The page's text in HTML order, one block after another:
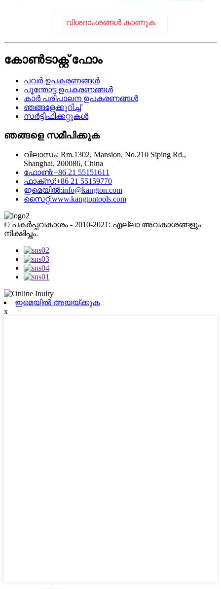
വിശദാംശങ്ങൾ കാണുക
കോൺ‌ടാക്റ്റ് ഫോം
പവർ ഉപകരണങ്ങൾ
പൂന്തോട്ട ഉപകരണങ്ങൾ
കാർ പരിപാലന ഉപകരണങ്ങൾ
ഞങ്ങളേക്കുറിച്ച്
സർട്ടിഫിക്കറ്റുകൾ
ഞങ്ങളെ സമീപിക്കുക
വിലാസം: Rm.1302, Mansion, No.210 Siping Rd.,
Shanghai, 200086, China
ഫോൺ:+86 21 55151611
ഫാക്സ്:+86 21 55159770
ഇമെയിൽ:info@kangton.com
സൈറ്റ്:www.kangtontools.com
© പകർപ്പവകാശം - 2010-2021: എല്ലാ അവകാശങ്ങളും
നിക്ഷിപ്തം.
ഇമെയിൽ അയയ്ക്കുക
x